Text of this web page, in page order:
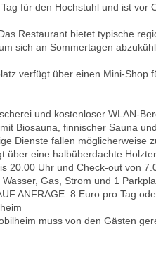
für den Hochstuhl und ist vor
Restaurant bietet typische
sich an Sommertagen
verfügt über einen Mini-Shop
und kostenloser WLAN-
Biosauna, finnischer Sauna
Dienste fallen möglicherweise
über eine halbüberdachte
20.00 Uhr und Check-out von
Gas, Strom und 1
ANFRAGE: 8 Euro pro Tag
muss von den Gästen